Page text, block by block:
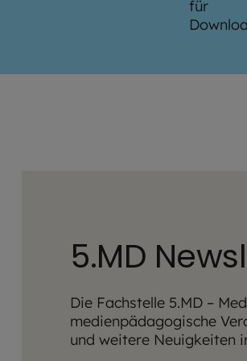
5.MD
Die Fachstelle 5.MD –
medienpädagogische
und weitere Neuigkeiten